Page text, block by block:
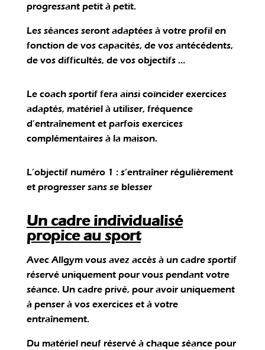
progressant petit à petit.
Les séances seront adaptées à votre profil en
fonction de vos capacités, de vos antécédents,
de vos difficultés, de vos objectifs …
Le coach sportif fera ainsi coïncider exercices
adaptés, matériel à utiliser, fréquence
d’entraînement et parfois exercices
complémentaires à la maison.
L’objectif numéro 1 : s’entraîner régulièrement
et progresser sans se blesser
Un cadre individualisé
propice au sport
Avec Allgym vous avez accès à un cadre sportif
réservé uniquement pour vous pendant votre
séance. Un cadre privé, pour avoir uniquement
à penser à vos exercices et à votre
entraînement.
Du matériel neuf réservé à chaque séance pour